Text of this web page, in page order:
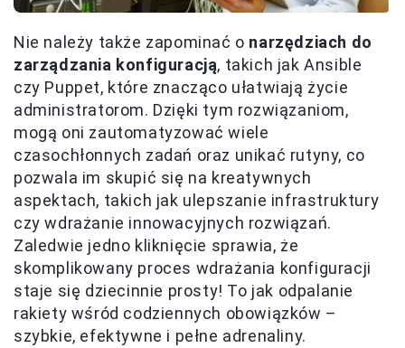
Nie należy także zapominać o narzędziach do
zarządzania konfiguracją, takich jak Ansible
czy Puppet, które znacząco ułatwiają życie
administratorom. Dzięki tym rozwiązaniom,
mogą oni zautomatyzować wiele
czasochłonnych zadań oraz unikać rutyny, co
pozwala im skupić się na kreatywnych
aspektach, takich jak ulepszanie infrastruktury
czy wdrażanie innowacyjnych rozwiązań.
Zaledwie jedno kliknięcie sprawia, że
skomplikowany proces wdrażania konfiguracji
staje się dziecinnie prosty! To jak odpalanie
rakiety wśród codziennych obowiązków –
szybkie, efektywne i pełne adrenaliny.